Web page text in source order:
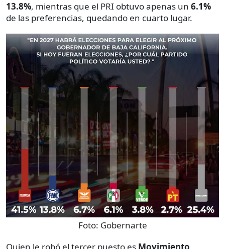
13.8%, mientras que el PRI obtuvo apenas un 6.1%
de las preferencias, quedando en cuarto lugar.
Foto: Gobernarte